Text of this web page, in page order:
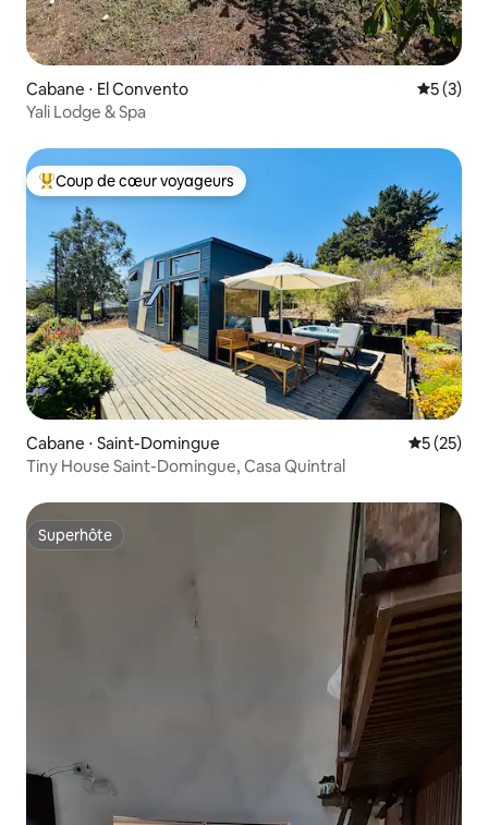
Cabane ⋅ El Convento
5 (3)
Yali Lodge & Spa
Coups de cœur voyageurs les plus appréciés
Coup de cœur voyageurs
Cabane ⋅ Saint-Domingue
5 (25)
Tiny House Saint-Domingue, Casa Quintral
Superhôte
Superhôte